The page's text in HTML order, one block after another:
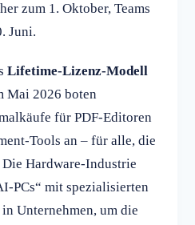
zum 1. Oktober, Teams
Juni.
Lifetime-Lizenz-Modell
Mai 2026 boten
für PDF-Editoren
Tools an – für alle, die
Hardware-Industrie
PCs“ mit spezialisierten
Unternehmen, um die